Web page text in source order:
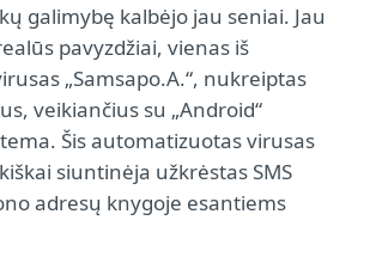
galimybę kalbėjo jau seniai. Jau
pavyzdžiai, vienas iš
„Samsapo.A.“, nukreiptas
veikiančius su „Android“
Šis automatizuotas virusas
siuntinėja užkrėstas SMS
adresų knygoje esantiems